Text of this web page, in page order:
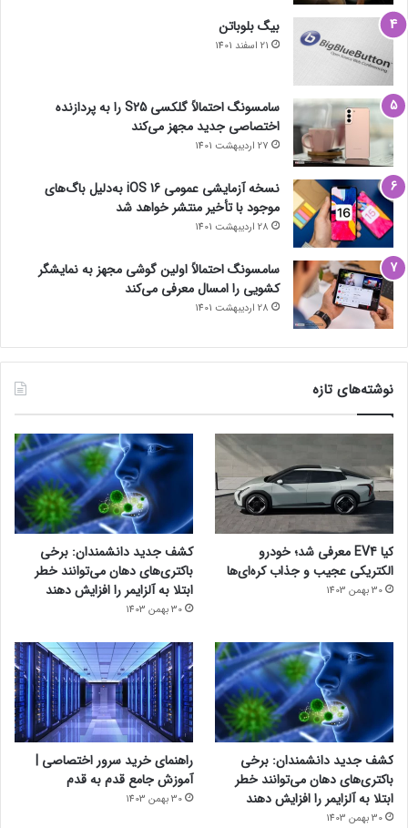
بیگ بلوباتن
21 اسفند 1401
سامسونگ احتمالاً گلکسی S25 را به پردازنده
اختصاصی جدید مجهز می‌کند
27 اردیبهشت 1401
نسخه آزمایشی عمومی iOS 16 به‌دلیل باگ‌های
موجود با تأخیر منتشر خواهد شد
28 اردیبهشت 1401
سامسونگ احتمالاً اولین گوشی مجهز به نمایشگر
کشویی را امسال معرفی می‌کند
28 اردیبهشت 1401
نوشته‌های تازه
کیا EV4 معرفی شد؛ خودرو
الکتریکی عجیب و جذاب کره‌ای‌ها
30 بهمن 1403
کشف جدید دانشمندان: برخی
باکتری‌های دهان می‌توانند خطر
ابتلا به آلزایمر را افزایش دهند
30 بهمن 1403
کشف جدید دانشمندان: برخی
باکتری‌های دهان می‌توانند خطر
ابتلا به آلزایمر را افزایش دهند
30 بهمن 1403
راهنمای خرید سرور اختصاصی |
آموزش جامع قدم به قدم
30 بهمن 1403